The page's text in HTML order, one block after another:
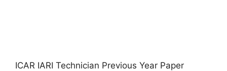
ICAR IARI Technician Previous Year Paper